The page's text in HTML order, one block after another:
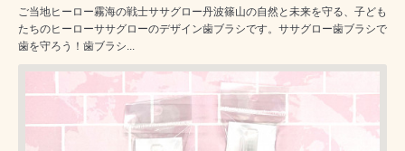
ご当地ヒーロー霧海の戦士ササグロー丹波篠山の自然と未来を守る、子ども
たちのヒーローササグローのデザイン歯ブラシです。ササグロー歯ブラシで
歯を守ろう！歯ブラシ...